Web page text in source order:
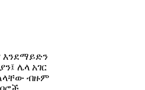
ሌላ አገር
ብዙም